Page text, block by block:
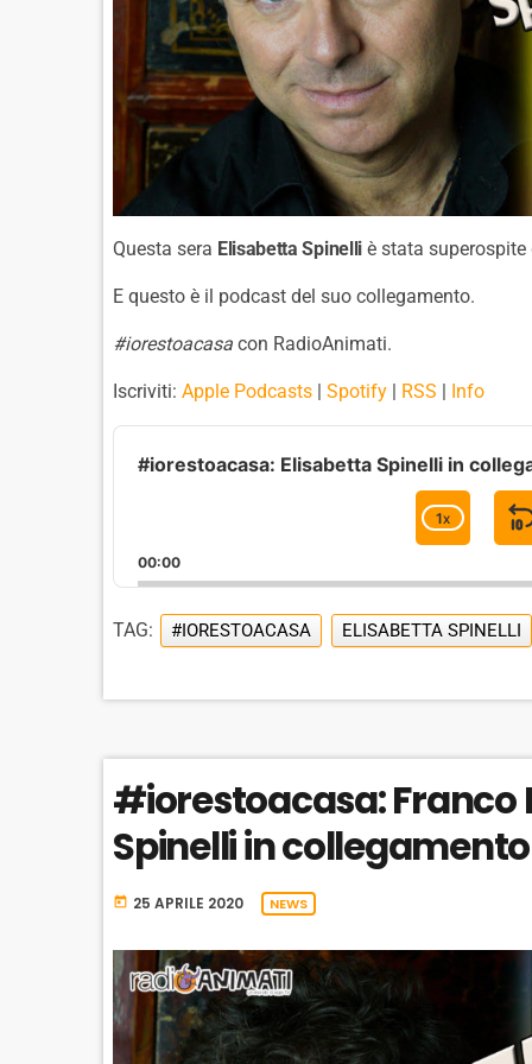
Questa sera Elisabetta Spinelliè stata superospite
E questo è il podcast del suo collegamento.
#iorestoacasa con RadioAnimati.
Iscriviti: Apple Podcasts Spotify RSS Info
A
l
y
#iorestoacasa: Elisabetta Spinelli in
C
H
A
G
E
L
B
A
C
K
R
1X
I
P
00:00
TAG: #IORESTOACASA ELISABETTA SPINELLI
#iorestoacasa: Franco
Spinelli in
today 25 APRILE 2020 NEWS